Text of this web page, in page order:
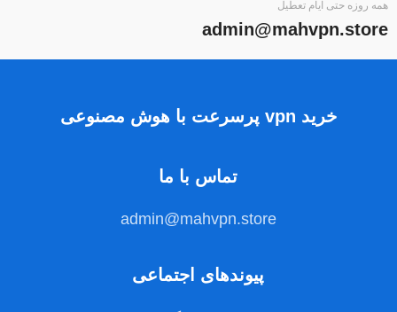
همه روزه حتی ایام تعطیل
admin@mahvpn.store
خرید vpn پرسرعت با هوش مصنوعی
تماس با ما
admin@mahvpn.store
پیوندهای اجتماعی